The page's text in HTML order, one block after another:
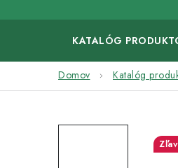
KATALÓG
Domov Katalóg